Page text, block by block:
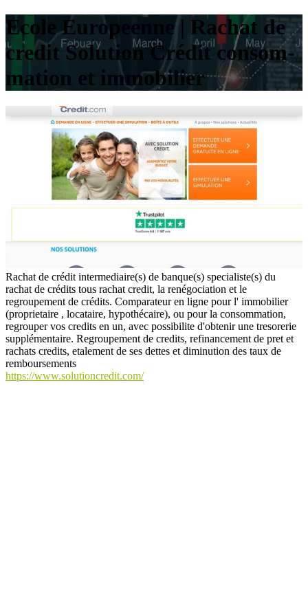
Ecole Europeenne | Rachat de
credit Solution Crédit con­som­
ma­tion et immobilier
Rachat de crédit intermediaire(s) de banque(s) specialiste(s) du
rachat de crédits tous rachat credit, la renégociation et le
regroupement de crédits. Comparateur en ligne pour l' immobilier
(proprietaire , locataire, hypothécaire), ou pour la consommation,
regrouper vos credits en un, avec possibilite d'obtenir une tresorerie
supplémentaire. Regroupement de credits, refinancement de pret et
rachats credits, etalement de ses dettes et diminution des taux de
remboursements
https://www.solutioncredit.com/